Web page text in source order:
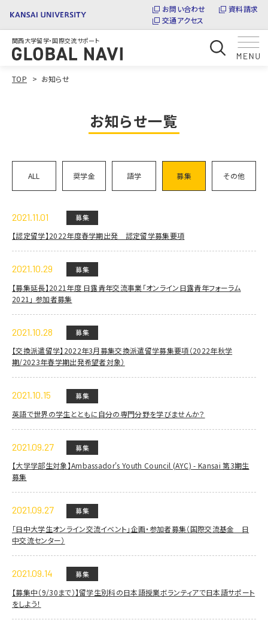
お問い合わせ
資料請求
交通アクセス
関西大学留学・国際交流サポート
TOP お知らせ
お知らせ一覧
ALL 奨学金 語学 募集 その他
2021.11.01 募集
【認定留学】2022年度春学期出発 認定留学募集要項
2021.10.29 募集
【募集延長】2021年度 日露青年交流事業「オンライン日露青年フォーラム
2021」 参加者募集
2021.10.28 募集
【交換派遣留学】2022年3月募集交換派遣留学募集要項（2022年秋学
期/2023年春学期出発希望者対象）
2021.10.15 募集
英語で世界の学生とともに自分の専門分野を学びませんか？
2021.09.27 募集
【大学学部生対象】Ambassador's Youth Council (AYC) - Kansai 第3期生
募集
2021.09.27 募集
「日中大学生オンライン交流イベント」企画・参加者募集（国際交流基金 日
中交流センター）
2021.09.14 募集
【募集中（9/30まで）】留学生別科の日本語授業ボランティアで日本語サポート
をしよう！